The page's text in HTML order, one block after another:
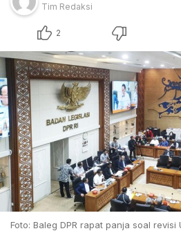
Tim Redaksi
2
Foto: Baleg DPR rapat panja soal revisi